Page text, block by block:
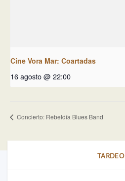
Cine Vora Mar: Coartadas
16 agosto @ 22:00
Concierto: Rebeldía Blues Band
TARDEO